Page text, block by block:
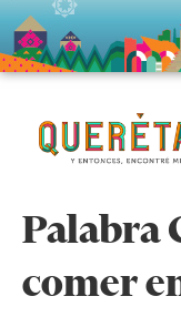
Palabra
comer